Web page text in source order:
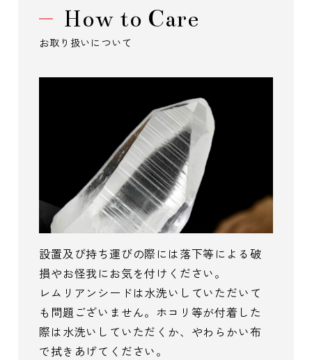
How to Care
お取り扱いについて
設置及び持ち運びの際には落下等による破
損やお怪我にお気を付けください。
レムリアンシードは水洗いしていただいて
も問題ございません。ホコリ等が付着した
際は水洗いしていただくか、やわらかい布
で拭きあげてください。